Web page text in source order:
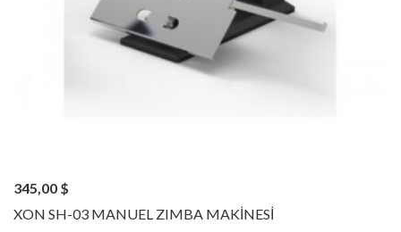
345,00 $
XON SH-03 MANUEL ZIMBA MAKİNESİ